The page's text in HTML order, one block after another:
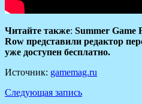
Читайте также: Summer Game
Row представили редактор
уже доступен бесплатно.
Источник: gamemag.ru
Следующая запись